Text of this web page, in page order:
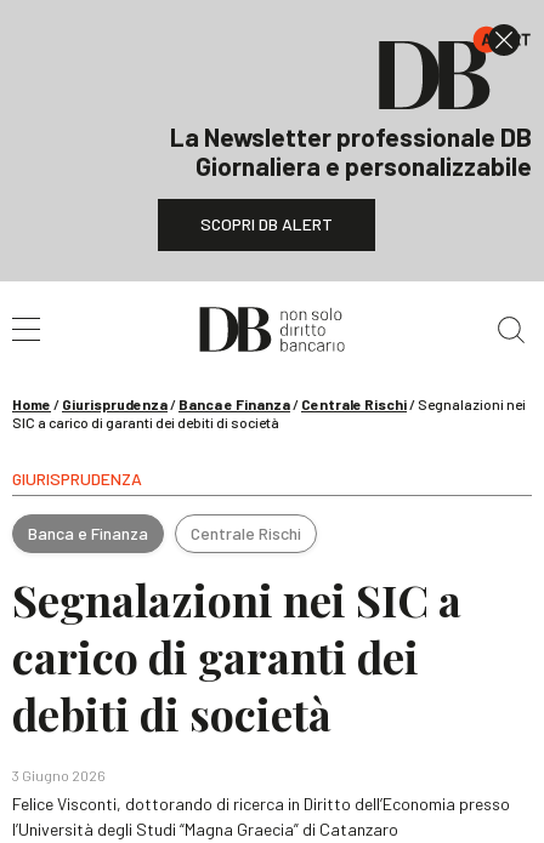
La Newsletter professionale DB
Giornaliera e personalizzabile
SCOPRI DB ALERT
Home / Giurisprudenza/ Banca e Finanza/ Centrale Rischi/ Segnalazioni nei
SIC a carico di garanti dei debiti di società
GIURISPRUDENZA
Banca e Finanza Centrale Rischi
Segnalazioni nei SIC a
carico di garanti dei
debiti di società
3 Giugno 2026
Felice Visconti, dottorando di ricerca in Diritto dell’Economia presso
l’Università degli Studi “Magna Graecia” di Catanzaro